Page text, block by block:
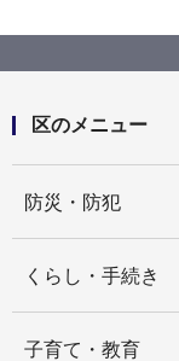
区のメニュー
防災・防犯
くらし・手続き
子育て・教育